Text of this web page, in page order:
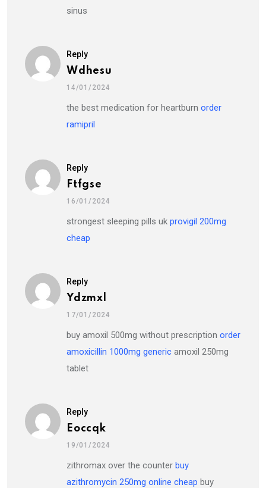
sinus
Reply
Wdhesu
14/01/2024
the best medication for heartburn order
ramipril
Reply
Ftfgse
16/01/2024
strongest sleeping pills uk provigil 200mg
cheap
Reply
Ydzmxl
17/01/2024
buy amoxil 500mg without prescription order
amoxicillin 1000mg generic amoxil 250mg
tablet
Reply
Eoccqk
19/01/2024
zithromax over the counter buy
azithromycin 250mg online cheap buy